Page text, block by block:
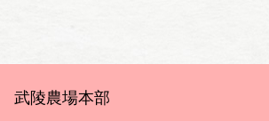
武陵農場本部